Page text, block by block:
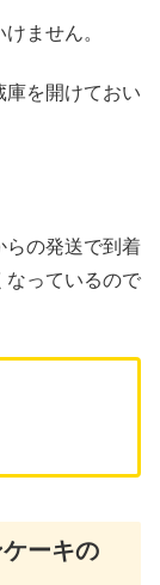
ません。
庫を開けておい
らの発送で到着
なっているので
ーキの